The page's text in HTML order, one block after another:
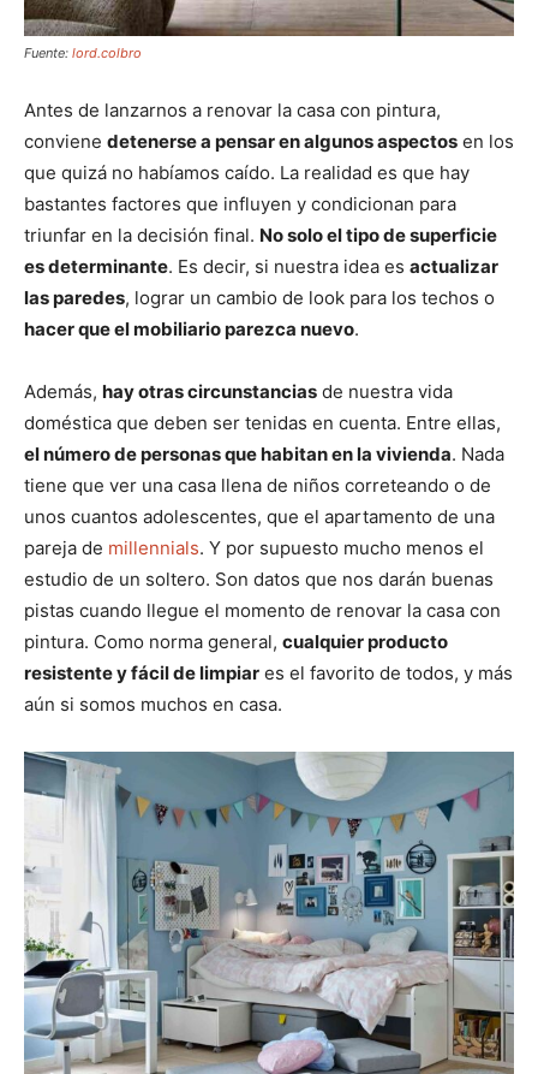
Fuente: lord.colbro
Antes de lanzarnos a renovar la casa con pintura,
conviene detenerse a pensar en algunos aspectos en los
que quizá no habíamos caído. La realidad es que hay
bastantes factores que influyen y condicionan para
triunfar en la decisión final. No solo el tipo de superficie
es determinante. Es decir, si nuestra idea es actualizar
las paredes, lograr un cambio de look para los techos o
hacer que el mobiliario parezca nuevo.
Además, hay otras circunstancias de nuestra vida
doméstica que deben ser tenidas en cuenta. Entre ellas,
el número de personas que habitan en la vivienda. Nada
tiene que ver una casa llena de niños correteando o de
unos cuantos adolescentes, que el apartamento de una
pareja de millennials. Y por supuesto mucho menos el
estudio de un soltero. Son datos que nos darán buenas
pistas cuando llegue el momento de renovar la casa con
pintura. Como norma general, cualquier producto
resistente y fácil de limpiar es el favorito de todos, y más
aún si somos muchos en casa.